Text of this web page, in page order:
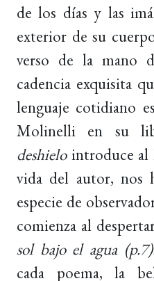
de los días y las
exterior de su
verso de la mano
cadencia exquisita
lenguaje cotidiano
Molinelli en su
deshielo introduce
vida del autor, nos
especie de
comienza al
sol bajo el agua
cada poema, la